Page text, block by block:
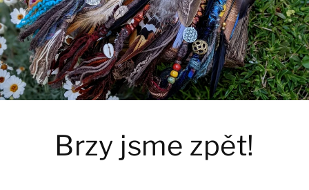
Brzy jsme zpět!